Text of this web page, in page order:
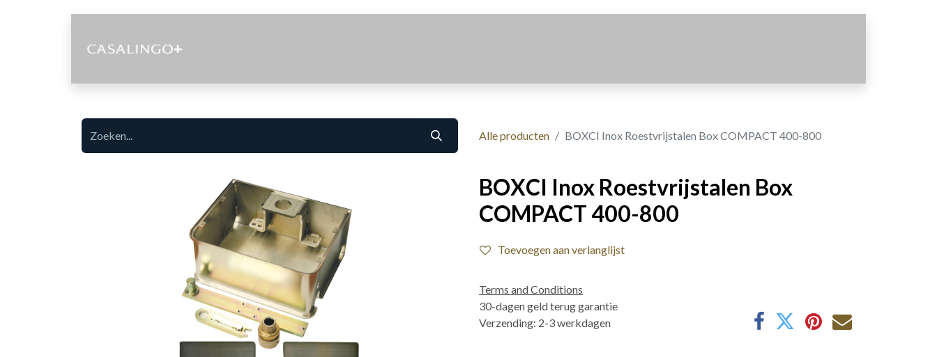
Alle producten BOXCI Inox Roestvrijstalen Box COMPACT 400-800
BOXCI Inox Roestvrijstalen Box
COMPACT 400-800
Toevoegen aan verlanglijst
Terms and Conditions
30-dagen geld terug garantie
Verzending: 2-3 werkdagen